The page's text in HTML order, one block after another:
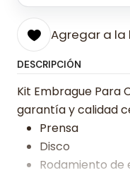
Agregar a
DESCRIPCIÓN
Kit Embrague Para
garantía y calidad
Prensa
Disco
Rodamiento de